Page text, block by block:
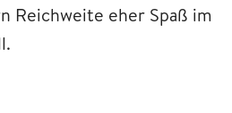
Reichweite eher Spaß im